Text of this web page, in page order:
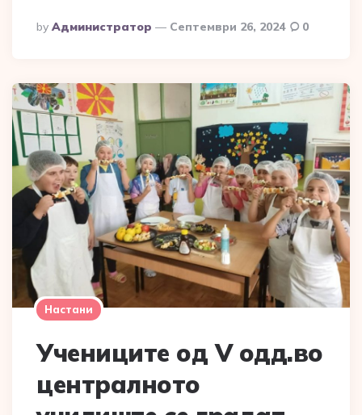
Posted
By
By Администратор Септември 26, 2024 0
Настани
Учениците од V одд.во
централното